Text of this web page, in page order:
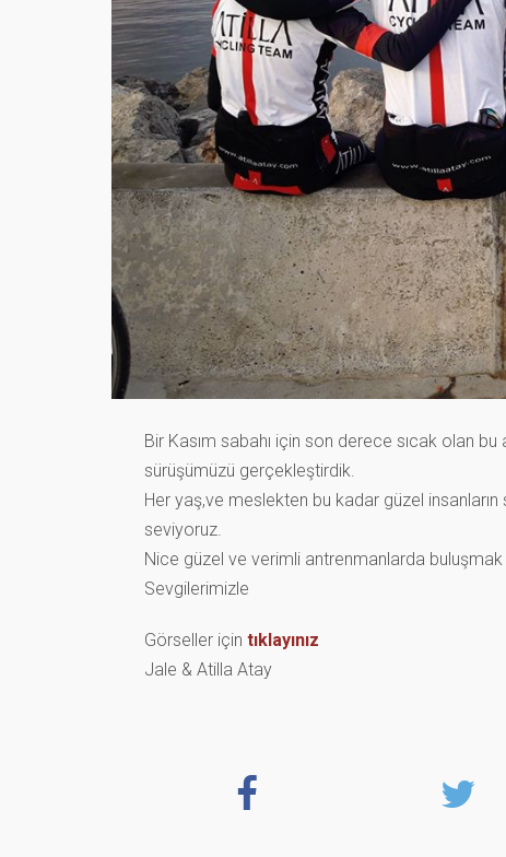
Bir Kasım sabahı için son derece sıcak olan
sürüşümüzü gerçekleştirdik.
Her yaş,ve meslekten bu kadar güzel
seviyoruz.
Nice güzel ve verimli antrenmanlarda buluşmak
Sevgilerimizle
Görseller için tıklayınız
Jale & Atilla Atay